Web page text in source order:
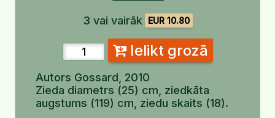
3 vai vairāk EUR 10.80
Ielikt grozā
Autors Gossard, 2010
Zieda diametrs (25) cm, ziedkāta
augstums (119) cm, ziedu skaits (18).